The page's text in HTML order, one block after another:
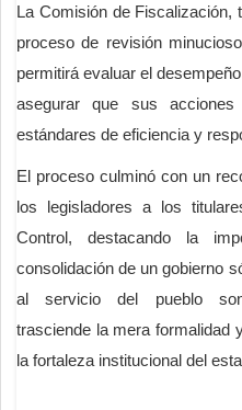
La Comisión de Fiscalización,
proceso de revisión
permitirá evaluar el
asegurar que sus
estándares de eficiencia y
El proceso culminó con un
los legisladores a los
Control, destacando la
consolidación de un gobierno
al servicio del pueblo
trasciende la mera formalidad
la fortaleza institucional del